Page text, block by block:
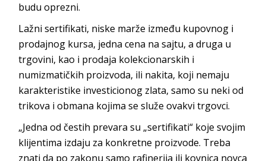
budu oprezni.
Lažni sertifikati, niske marže između kupovnog i
prodajnog kursa, jedna cena na sajtu, a druga u
trgovini, kao i prodaja kolekcionarskih i
numizmatičkih proizvoda, ili nakita, koji nemaju
karakteristike investicionog zlata, samo su neki od
trikova i obmana kojima se služe ovakvi trgovci.
„Jedna od čestih prevara su „sertifikati“ koje svojim
klijentima izdaju za konkretne proizvode. Treba
znati da po zakonu samo rafinerija ili kovnica novca